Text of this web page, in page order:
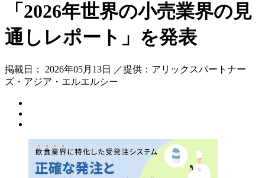
「2026年世界の小売業界の見
通しレポート」を発表
掲載日： 2026年05月13日 ／提供：アリックスパートナー
ズ・アジア・エルエルシー